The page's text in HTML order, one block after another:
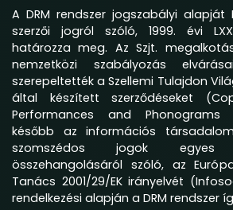
A DRM rendszer jogszabályi alapját
szerzői jogról szóló, 1999. évi
határozza meg. Az Szjt.
nemzetközi szabályozás
szerepeltették a Szellemi Tulajdon
által készített szerződéseket
Performances and Phonograms
később az információs
szomszédos jogok egyes
összehangolásáról szóló, az
Tanács 2001/29/EK irányelvét
rendelkezési alapján a DRM rendszer